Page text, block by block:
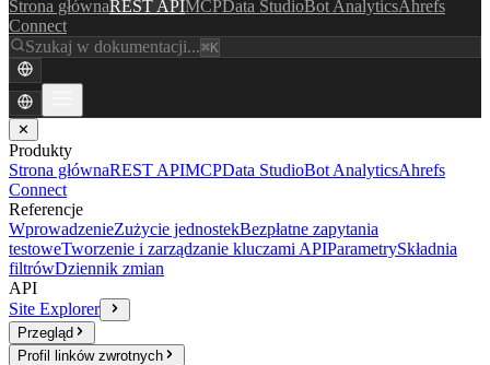
Strona głównaREST APIMCPData StudioBot AnalyticsAhrefs
Connect
Szukaj w dokumentacji...⌘K
✕
Produkty
Strona głównaREST APIMCPData StudioBot AnalyticsAhrefs
Connect
Referencje
WprowadzenieZużycie jednostekBezpłatne zapytania
testoweTworzenie i zarządzanie kluczami APIParametrySkładnia
filtrówDziennik zmian
API
Site Explorer
Przegląd
Profil linków zwrotnych